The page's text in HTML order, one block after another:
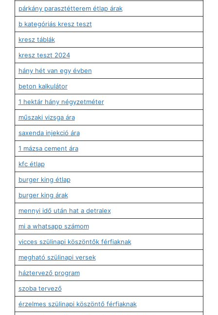
párkány parasztétterem étlap árak
b kategóriás kresz teszt
kresz táblák
kresz teszt 2024
hány hét van egy évben
beton kalkulátor
1 hektár hány négyzetméter
műszaki vizsga ára
saxenda injekció ára
1 mázsa cement ára
kfc étlap
burger king étlap
burger king árak
mennyi idő után hat a detralex
mi a whatsapp számom
vicces szülinapi köszöntők férfiaknak
megható szülinapi versek
háztervező program
szoba tervező
érzelmes szülinapi köszöntő férfiaknak